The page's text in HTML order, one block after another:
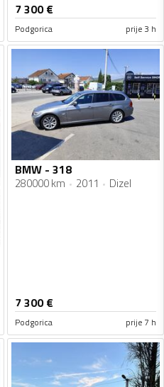
7 300€
Podgorica prije 3 h
BMW - 318
280000 km 2011 Dizel
7 300€
Podgorica prije 7 h